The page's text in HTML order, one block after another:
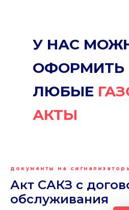
У НАС
ОФОРМИТЬ
ЛЮБЫЕ
АКТЫ
документы на
Акт САКЗ с
обслуживания